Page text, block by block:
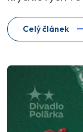
Celý článek